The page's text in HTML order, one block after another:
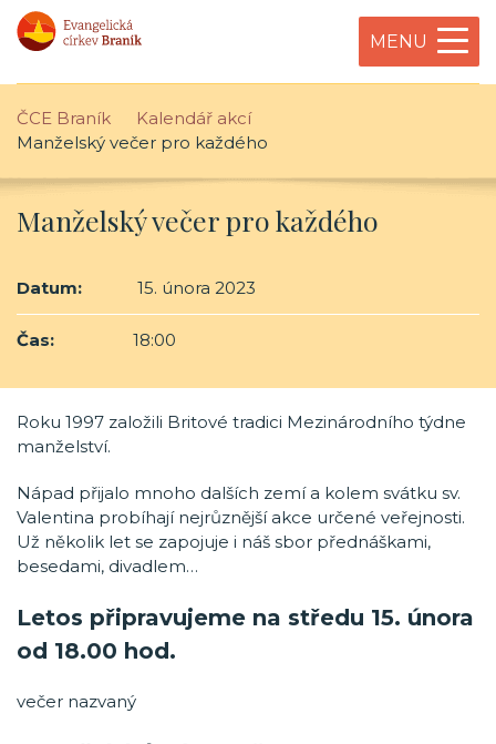
MENU
ČCE Braník
Kalendář akcí
Manželský večer pro každého
Manželský večer pro každého
Datum: 15. února 2023
Čas: 18:00
Roku 1997 založili Britové tradici Mezinárodního týdne
manželství.
Nápad přijalo mnoho dalších zemí a kolem svátku sv.
Valentina probíhají nejrůznější akce určené veřejnosti.
Už několik let se zapojuje i náš sbor přednáškami,
besedami, divadlem…
Letos připravujeme na středu 15. února
od 18.00 hod.
večer nazvaný